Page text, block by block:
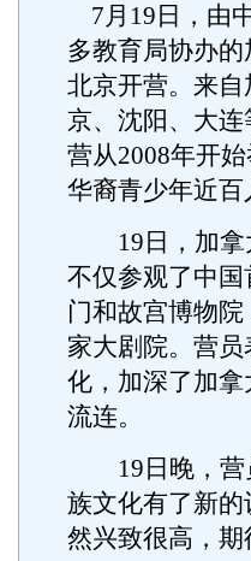
7月19日，由
多教育局协办
北京开营。来
京、沈阳、大
营从2008年开
华裔青少年近百
19日，加拿
不仅参观了中
门和故宫博物
家大剧院。营
化，加深了加
流连。
19日晚，营
族文化有了新
然兴致很高，期